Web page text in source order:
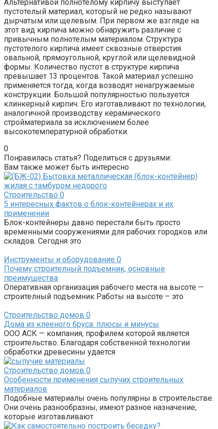
Альтернативой полнотелому кирпичу выступает
пустотелый материал, который не редко называют
дырчатым или щелевым. При первом же взгляде на
этот вид кирпича можно обнаружить различие с
привычным полнотелым материалом. Структура
пустотелого кирпича имеет сквозные отверстия
овальной, прямоугольной, круглой или щелевидной
формы. Количество пустот в структуре кирпича
превышает 13 процентов. Такой материал успешно
применяется тогда, когда возводят ненагружаемые
конструкции. Большой популярностью пользуется
клинкерный кирпич. Его изготавливают по технологии,
аналогичной производству керамического
стройматериала за исключением более
высокотемпературной обработки.
0
Понравилась статья? Поделиться с друзьями:
Вам также может быть интересно
Строительство 0
5 интересных фактов о блок-контейнерах и их
применении
Блок-контейнеры давно перестали быть просто
временными сооружениями для рабочих городков или
складов. Сегодня это
Инструменты и оборудование 0
Почему строителный подъемник, основные
преимущества
Оперативная организация рабочего места на высоте —
строителный подъемник Работы на высоте – это
Строительство домов 0
Дома из клееного бруса: плюсы и минусы
ООО АСК — компания, профилем которой является
строительство. Благодаря собственной технологии
обработки древесины удается
Строительство домов 0
Особенности применения сыпучих строительных
материалов
Подобные материалы очень популярны в строительстве.
Они очень разнообразны, имеют разное назначение,
которые изготавливают